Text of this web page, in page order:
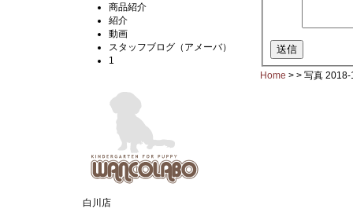
Home > > 写真
商品紹介
紹介
動画
スタッフブログ（アメーバ）
1
白川店